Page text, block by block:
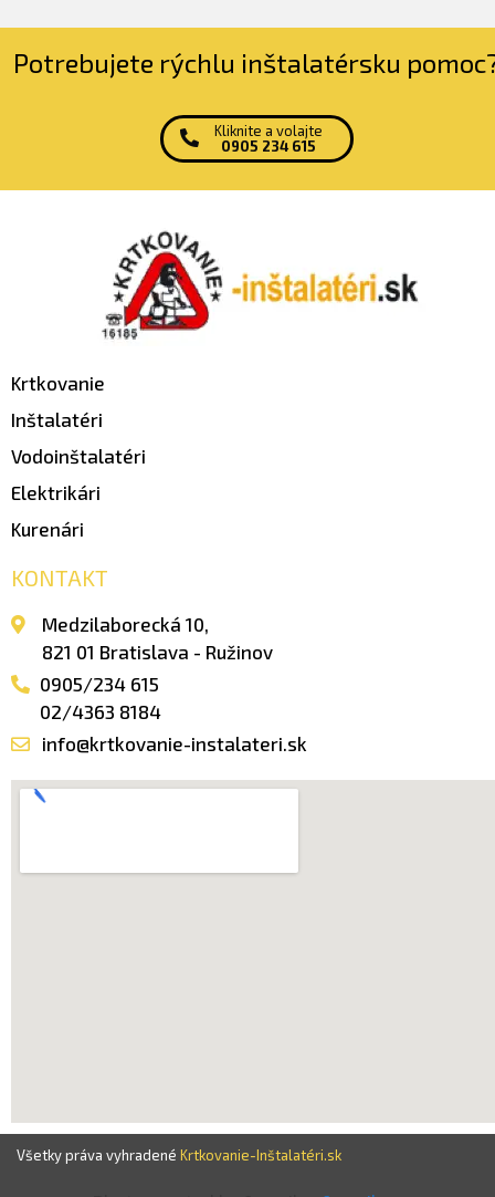
Potrebujete rýchlu inštalatérsku
Kliknite a volajte
0905 234 615
Krtkovanie
Inštalatéri
Vodoinštalatéri
Elektrikári
Kurenári
KONTAKT
Medzilaborecká 10,
821 01 Bratislava - Ružinov
0905/234 615
02/4363 8184
info@krtkovanie-instalateri.sk
Všetky práva vyhradené Krtkovanie-Inštalatéri.sk